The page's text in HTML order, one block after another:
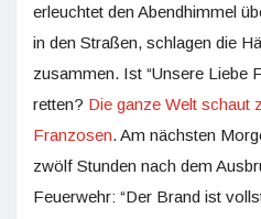
erleuchtet den Abendhimmel
in den Straßen, schlagen die
zusammen. Ist “Unsere Liebe
retten? Die ganze Welt schaut
Franzosen. Am nächsten
zwölf Stunden nach dem
Feuerwehr: “Der Brand ist